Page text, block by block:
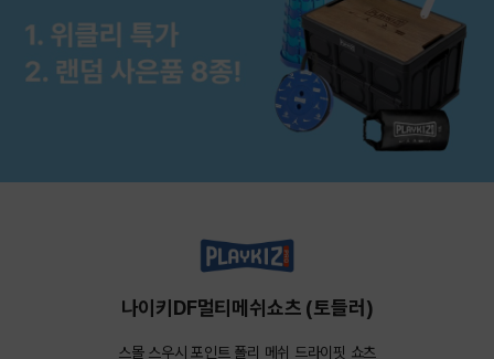
나이키DF멀티메쉬쇼츠 (토들러)
스몰 스우시 포인트 폴리 메쉬 드라이핏 쇼츠